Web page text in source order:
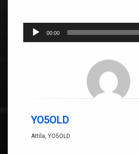
Player
audio
00:00
YO5OLD
Attila, YO5OLD